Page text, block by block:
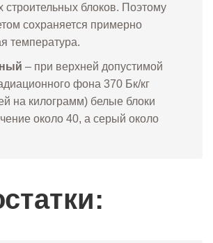
строительных блоков. Поэтому
сохраняется примерно
температура.
– при верхней допустимой
фона 370 Бк/кг
на килограмм) белые блоки
около 40, а серый около